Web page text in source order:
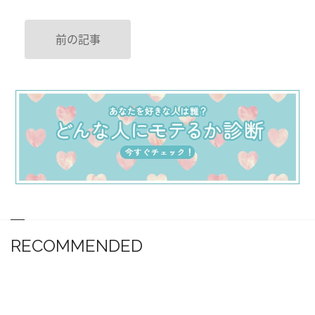
前の記事
RECOMMENDED